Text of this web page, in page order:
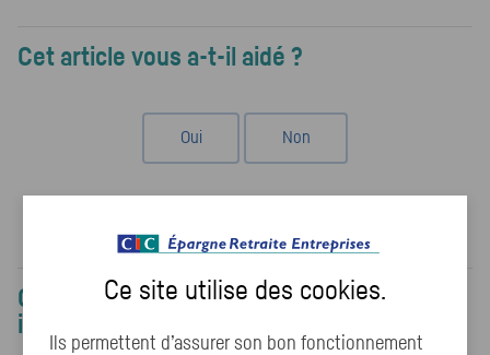
Cet article vous a-t-il aidé ?
Oui Non
Ce contenu pourrait également vous
intéresser :
Ce site utilise des cookies.
Ils permettent d’assurer son bon fonctionnement